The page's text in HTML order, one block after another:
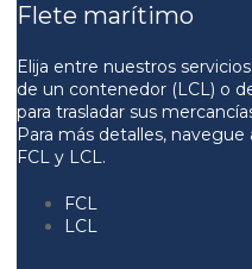
Flete marítimo
Elija entre nuestros
de un contenedor (LCL) o
para trasladar sus
Para más detalles,
FCL y LCL.
FCL
LCL